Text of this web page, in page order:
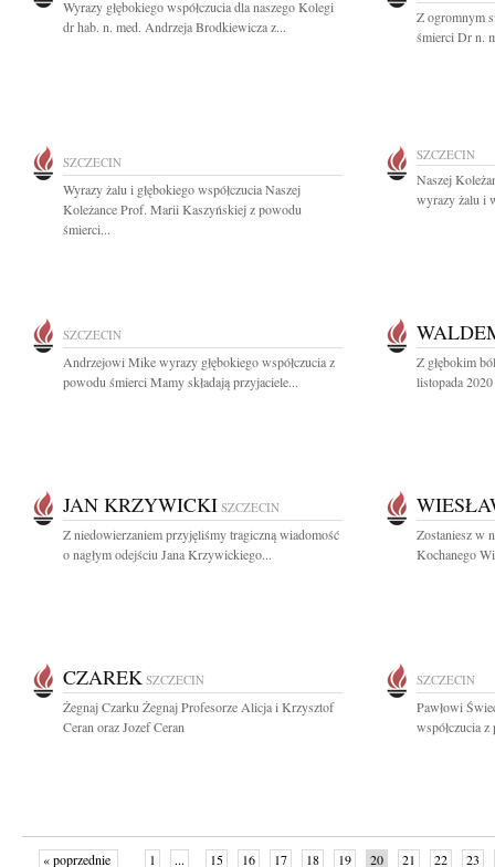
Wyrazy głębokiego współczucia dla naszego Kolegi
dr hab. n. med. Andrzeja Brodkiewicza z...
Z ogromnym
śmierci Dr n.
SZCZECIN
Wyrazy żalu i głębokiego współczucia Naszej
Koleżance Prof. Marii Kaszyńskiej z powodu
śmierci...
SZCZECIN
Naszej
wyrazy żalu i
SZCZECIN
Andrzejowi Mike wyrazy głębokiego współczucia z
powodu śmierci Mamy składają przyjaciele...
Z głębokim
listopada
JAN KRZYWICKI SZCZECIN
Z niedowierzaniem przyjęliśmy tragiczną wiadomość
o nagłym odejściu Jana Krzywickiego...
Zostaniesz w
Kochanego
CZAREK SZCZECIN
Żegnaj Czarku Żegnaj Profesorze Alicja i Krzysztof
Ceran oraz Jozef Ceran
SZCZECIN
Pawłowi
współczucia
« poprzednie 1 ... 15 16 17 18 19 20 21 22 23